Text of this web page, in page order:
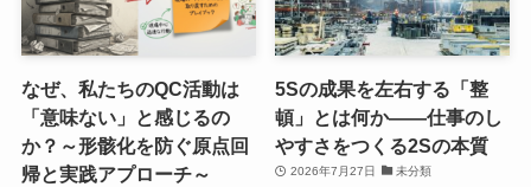
なぜ、私たちのQC活動は
「意味ない」と感じるの
か？～形骸化を防ぐ原点回
帰と実践アプローチ～
5Sの成果を左右する「整
頓」とは何か――仕事のし
やすさをつくる2Sの本質
2026年7月27日 未分類